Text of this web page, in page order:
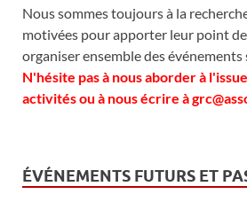
Nous sommes toujours à la
motivées pour apporter leur point
organiser ensemble des événements
N'hésite pas à nous aborder à
activités ou à nous écrire à
ÉVÉNEMENTS FUTURS ET